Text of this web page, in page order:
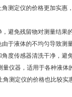
定仪的价格更加实惠，
免残留物对测量结果的
液体的不均匀导致测量
传感器清洗干净，避免
器，适用于各种液体
测定仪的价格也比较